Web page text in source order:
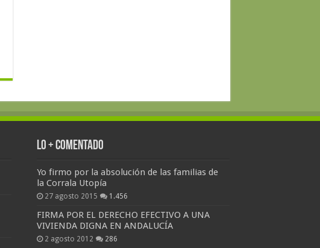
Lo + Comentado
Yo firmo por la absolución de las familias de
la Corrala Utopía
27 agosto 2015 1.456
FIRMA POR EL DERECHO EFECTIVO A UNA
VIVIENDA DIGNA EN ANDALUCÍA
2 agosto 2012 286